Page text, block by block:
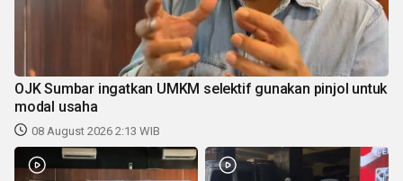
OJK Sumbar ingatkan UMKM selektif gunakan pinjol untuk
modal usaha
08 August 2026 2:13 WIB